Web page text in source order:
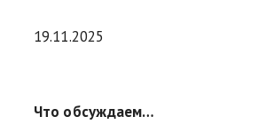
19.11.2025
Что обсуждаем…